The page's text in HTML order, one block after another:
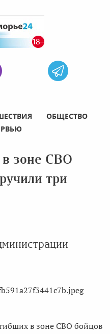
ОБЩЕСТВО
зоне СВО
три
в зоне СВО бойцов